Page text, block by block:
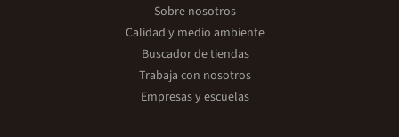
Sobre nosotros
Calidad y medio ambiente
Buscador de tiendas
Trabaja con nosotros
Empresas y escuelas